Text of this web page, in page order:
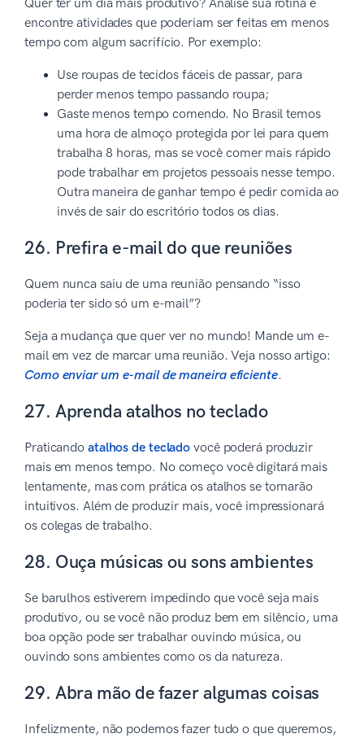
Quer ter um dia mais produtivo? Analise sua rotina e
encontre atividades que poderiam ser feitas em menos
tempo com algum sacrifício. Por exemplo:
Use roupas de tecidos fáceis de passar, para
perder menos tempo passando roupa;
Gaste menos tempo comendo. No Brasil temos
uma hora de almoço protegida por lei para quem
trabalha 8 horas, mas se você comer mais rápido
pode trabalhar em projetos pessoais nesse tempo.
Outra maneira de ganhar tempo é pedir comida ao
invés de sair do escritório todos os dias.
26. Prefira e-mail do que reuniões
Quem nunca saiu de uma reunião pensando “isso
poderia ter sido só um e-mail”?
Seja a mudança que quer ver no mundo! Mande um e-
mail em vez de marcar uma reunião. Veja nosso artigo:
Como enviar um e-mail de maneira eficiente.
27. Aprenda atalhos no teclado
Praticando atalhos de teclado você poderá produzir
mais em menos tempo. No começo você digitará mais
lentamente, mas com prática os atalhos se tornarão
intuitivos. Além de produzir mais, você impressionará
os colegas de trabalho.
28. Ouça músicas ou sons ambientes
Se barulhos estiverem impedindo que você seja mais
produtivo, ou se você não produz bem em silêncio, uma
boa opção pode ser trabalhar ouvindo música, ou
ouvindo sons ambientes como os da natureza.
29. Abra mão de fazer algumas coisas
Infelizmente, não podemos fazer tudo o que queremos,